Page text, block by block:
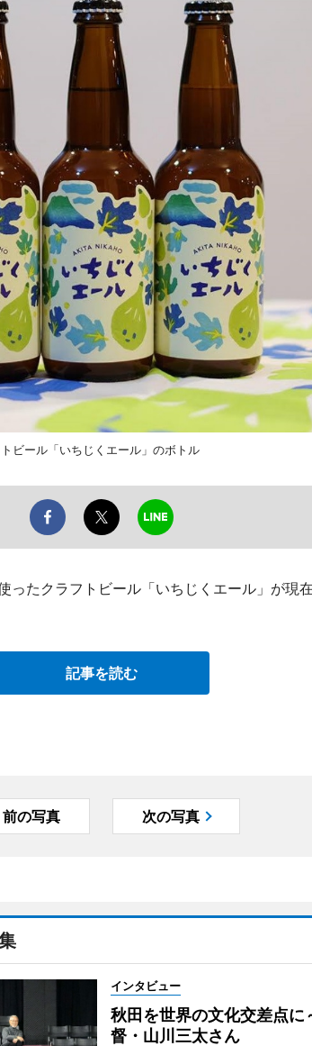
ビール「いちじくエール」のボトル
ったクラフトビール「いちじくエール」が現
記事を読む
前の写真 次の写真
インタビュー
秋田を世界の文化交差点に
督・山川三太さん